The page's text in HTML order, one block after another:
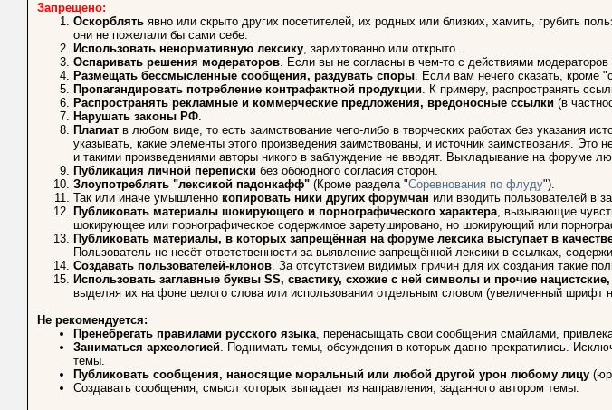
Запрещено:
Оскорблять явно или скрыто других посетителей, их родных или близких, хамить, грубить
они не пожелали бы сами себе.
Использовать ненормативную лексику, зарихтованно или открыто.
Оспаривать решения модераторов. Если вы не согласны в чем-то с действиями
Размещать бессмысленные сообщения, раздувать споры. Если вам нечего сказать, кроме
Пропагандировать потребление контрафактной продукции. К примеру, распространять
Распространять рекламные и коммерческие предложения, вредоносные ссылки (в
Нарушать законы РФ.
Плагиат в любом виде, то есть заимствование чего-либо в творческих работах без указания
указывать, какие элементы этого произведения заимствованы, и источник заимствования.
и такими произведениями авторы никого в заблуждение не вводят. Выкладывание на форуме
Публикация личной переписки без обоюдного согласия сторон.
Злоупотреблять "лексикой падонкафф" (Кроме раздела "Соревнования по флуду").
Так или иначе умышленно копировать ники других форумчан или вводить пользователей в
Публиковать материалы шокирующего и порнографического характера, вызывающие
шокирующее или порнографическое содержимое заретушировано, но шокирующий или
Публиковать материалы, в которых запрещённая на форуме лексика выступает в
Пользователь не несёт ответственности за выявление запрещённой лексики в ссылках,
Создавать пользователей-клонов. За отсутствием видимых причин для их создания такие
Использовать заглавные буквы SS, свастику, схожие с ней символы и прочие
выделяя их на фоне целого слова или использовании отдельным словом (увеличенный
Не рекомендуется:
Пренебрегать правилами русского языка, перенасыщать свои сообщения смайлами,
Заниматься археологией. Поднимать темы, обсуждения в которых давно прекратились.
темы.
Публиковать сообщения, наносящие моральный или любой другой урон любому лицу
Создавать сообщения, смысл которых выпадает из направления, заданного автором темы.